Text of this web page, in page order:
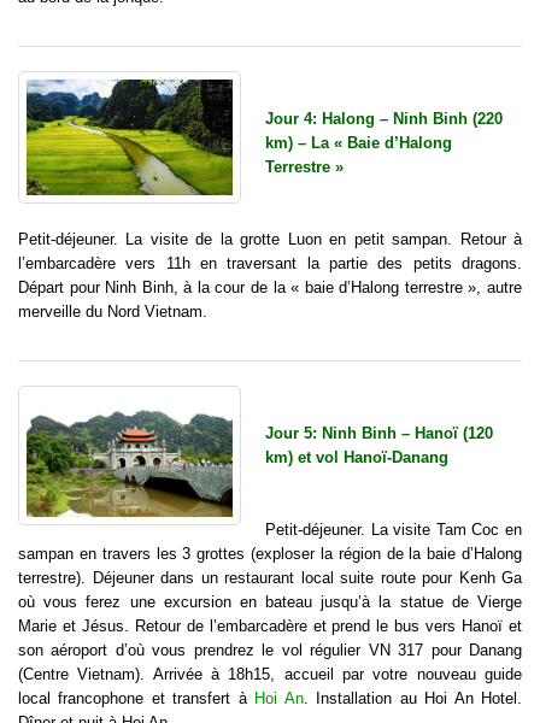
Jour 4: Halong – Ninh Binh (220
km) – La « Baie d’Halong
Terrestre »
Petit-déjeuner. La visite de la grotte Luon en petit sampan. Retour à
l’embarcadère vers 11h en traversant la partie des petits dragons.
Départ pour Ninh Binh, à la cour de la « baie d’Halong terrestre », autre
merveille du Nord Vietnam.
Jour 5: Ninh Binh – Hanoï (120
km) et vol Hanoï-Danang
Petit-déjeuner. La visite Tam Coc en
sampan en travers les 3 grottes (exploser la région de la baie d’Halong
terrestre). Déjeuner dans un restaurant local suite route pour Kenh Ga
où vous ferez une excursion en bateau jusqu’à la statue de Vierge
Marie et Jésus. Retour de l’embarcadère et prend le bus vers Hanoï et
son aéroport d’où vous prendrez le vol régulier VN 317 pour Danang
(Centre Vietnam). Arrivée à 18h15, accueil par votre nouveau guide
local francophone et transfert à Hoi An. Installation au Hoi An Hotel.